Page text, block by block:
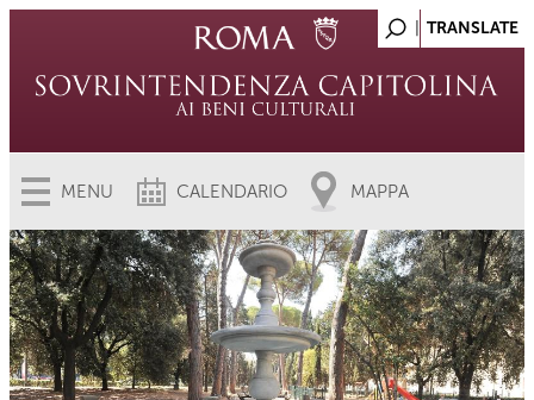
MENU CALENDARIO MAPPA